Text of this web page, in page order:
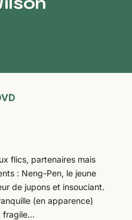
flics, partenaires mais
: Neng-Pen, le jeune
de jupons et insouciant.
(en apparence)
fragile…